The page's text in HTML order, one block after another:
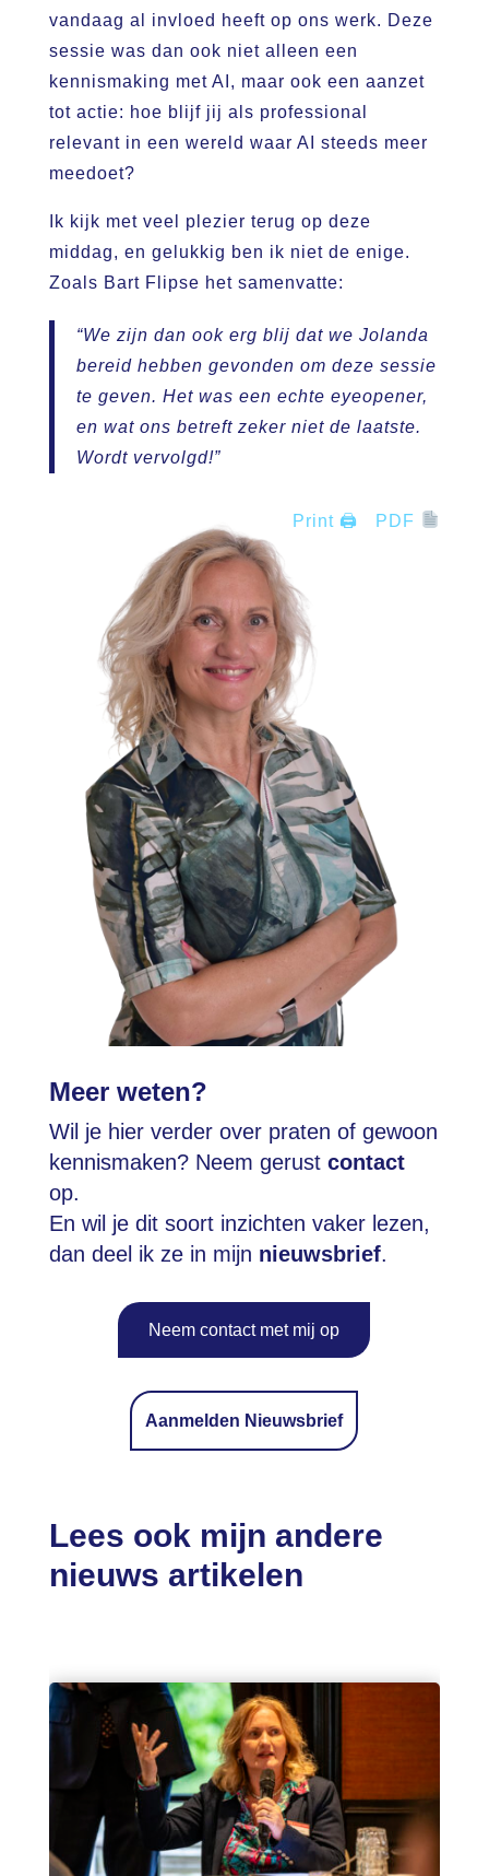
vandaag al invloed heeft op ons werk. Deze
sessie was dan ook niet alleen een
kennismaking met AI, maar ook een aanzet
tot actie: hoe blijf jij als professional
relevant in een wereld waar AI steeds meer
meedoet?
Ik kijk met veel plezier terug op deze
middag, en gelukkig ben ik niet de enige.
Zoals Bart Flipse het samenvatte:
“We zijn dan ook erg blij dat we Jolanda
bereid hebben gevonden om deze sessie
te geven. Het was een echte eyeopener,
en wat ons betreft zeker niet de laatste.
Wordt vervolgd!”
Print 🖨 PDF
Meer weten?
Wil je hier verder over praten of gewoon
kennismaken? Neem gerust contact
op.
En wil je dit soort inzichten vaker lezen,
dan deel ik ze in mijn nieuwsbrief.
Neem contact met mij op
Aanmelden Nieuwsbrief
Lees ook mijn andere
nieuws artikelen